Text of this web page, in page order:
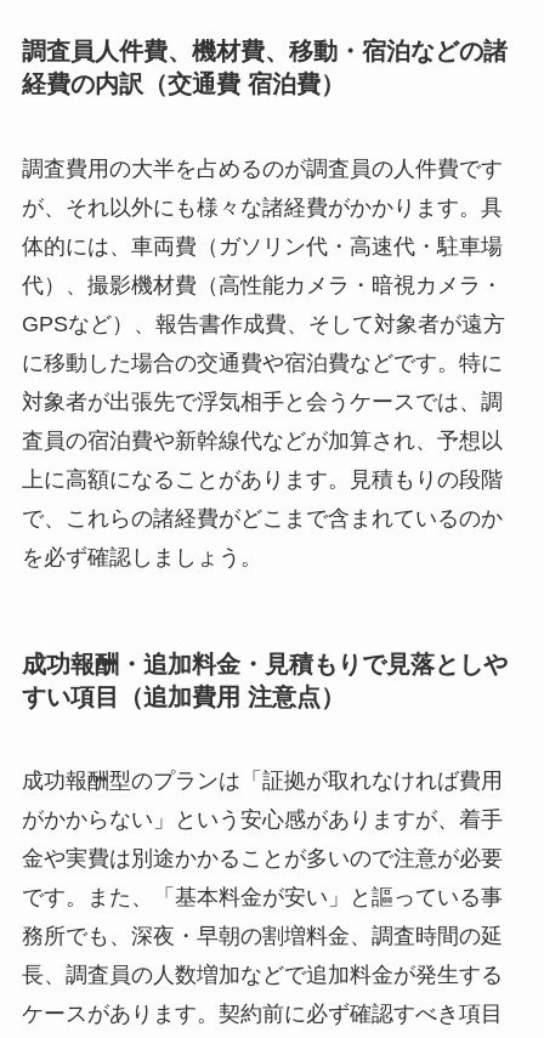
調査員人件費、機材費、移動・宿泊などの諸
経費の内訳（交通費 宿泊費）
調査費用の大半を占めるのが調査員の人件費です
が、それ以外にも様々な諸経費がかかります。具
体的には、車両費（ガソリン代・高速代・駐車場
代）、撮影機材費（高性能カメラ・暗視カメラ・
GPSなど）、報告書作成費、そして対象者が遠方
に移動した場合の交通費や宿泊費などです。特に
対象者が出張先で浮気相手と会うケースでは、調
査員の宿泊費や新幹線代などが加算され、予想以
上に高額になることがあります。見積もりの段階
で、これらの諸経費がどこまで含まれているのか
を必ず確認しましょう。
成功報酬・追加料金・見積もりで見落としや
すい項目（追加費用 注意点）
成功報酬型のプランは「証拠が取れなければ費用
がかからない」という安心感がありますが、着手
金や実費は別途かかることが多いので注意が必要
です。また、「基本料金が安い」と謳っている事
務所でも、深夜・早朝の割増料金、調査時間の延
長、調査員の人数増加などで追加料金が発生する
ケースがあります。契約前に必ず確認すべき項目